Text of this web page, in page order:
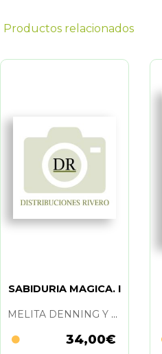
Productos relacionados
SABIDURIA MAGICA. I
MELITA DENNING Y OSBORNE PHILLIPS
34,00€